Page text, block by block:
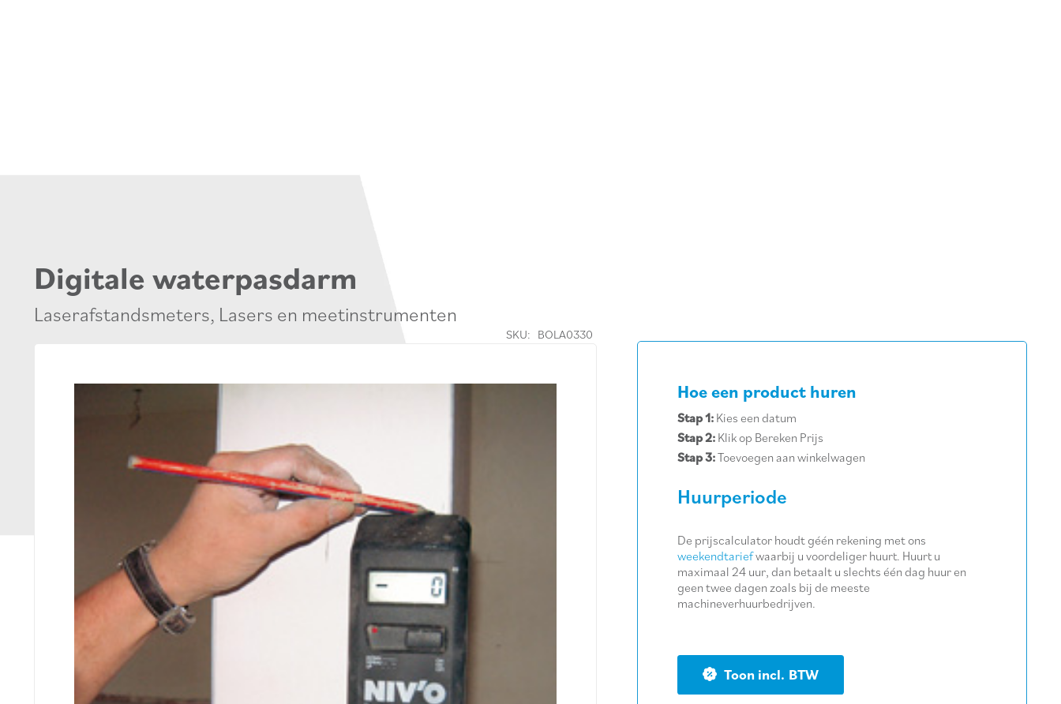
Digitale waterpasdarm
Laserafstandsmeters, Lasers en meetinstrumenten
SKU: BOLA0330
Hoe een product huren
Stap 1:Kies een datum
Stap 2:Klik op Bereken Prijs
Stap 3:Toevoegen aan winkelwagen
Huurperiode
De prijscalculator houdt géén rekening met ons
weekendtariefwaarbij u voordeliger huurt. Huurt u
maximaal 24 uur, dan betaalt u slechts één dag huur en
geen twee dagen zoals bij de meeste
machineverhuurbedrijven.
BTW